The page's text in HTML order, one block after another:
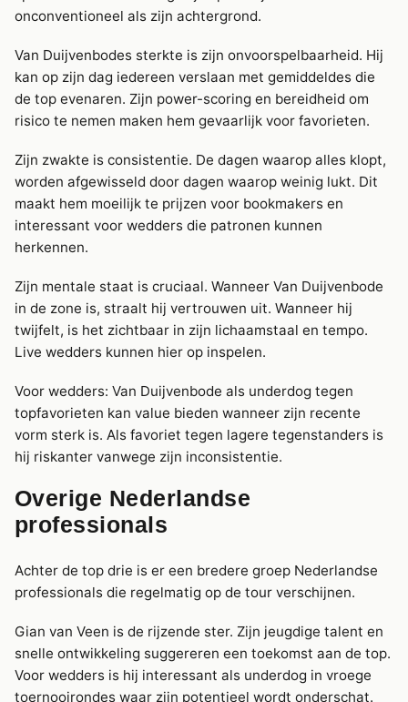
onconventioneel als zijn achtergrond.
Van Duijvenbodes sterkte is zijn onvoorspelbaarheid. Hij
kan op zijn dag iedereen verslaan met gemiddeldes die
de top evenaren. Zijn power-scoring en bereidheid om
risico te nemen maken hem gevaarlijk voor favorieten.
Zijn zwakte is consistentie. De dagen waarop alles klopt,
worden afgewisseld door dagen waarop weinig lukt. Dit
maakt hem moeilijk te prijzen voor bookmakers en
interessant voor wedders die patronen kunnen
herkennen.
Zijn mentale staat is cruciaal. Wanneer Van Duijvenbode
in de zone is, straalt hij vertrouwen uit. Wanneer hij
twijfelt, is het zichtbaar in zijn lichaamstaal en tempo.
Live wedders kunnen hier op inspelen.
Voor wedders: Van Duijvenbode als underdog tegen
topfavorieten kan value bieden wanneer zijn recente
vorm sterk is. Als favoriet tegen lagere tegenstanders is
hij riskanter vanwege zijn inconsistentie.
Overige Nederlandse
professionals
Achter de top drie is er een bredere groep Nederlandse
professionals die regelmatig op de tour verschijnen.
Gian van Veen is de rijzende ster. Zijn jeugdige talent en
snelle ontwikkeling suggereren een toekomst aan de top.
Voor wedders is hij interessant als underdog in vroege
toernooirondes waar zijn potentieel wordt onderschat.